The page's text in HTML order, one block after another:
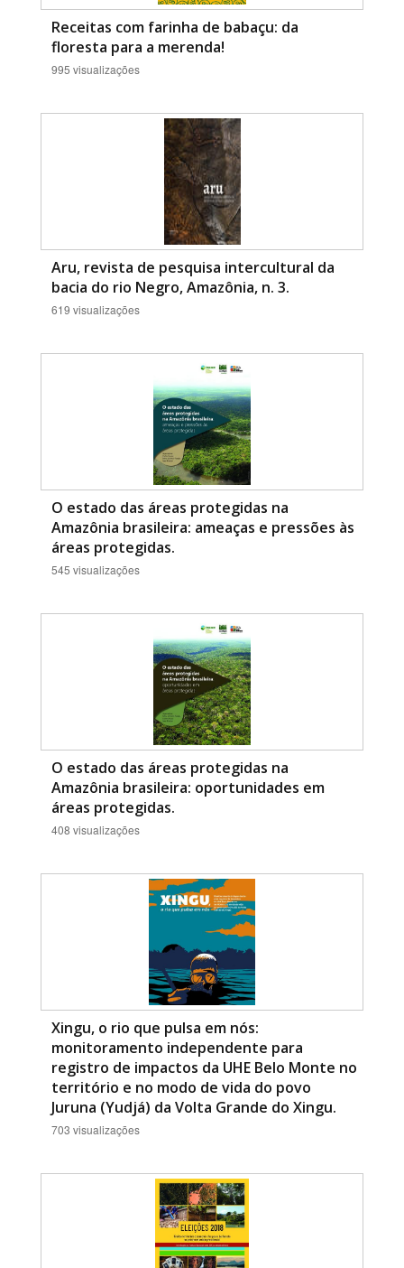
Receitas com farinha de babaçu: da
floresta para a merenda!
995 visualizações
Aru, revista de pesquisa intercultural da
bacia do rio Negro, Amazônia, n. 3.
619 visualizações
O estado das áreas protegidas na
Amazônia brasileira: ameaças e pressões às
áreas protegidas.
545 visualizações
O estado das áreas protegidas na
Amazônia brasileira: oportunidades em
áreas protegidas.
408 visualizações
Xingu, o rio que pulsa em nós:
monitoramento independente para
registro de impactos da UHE Belo Monte no
território e no modo de vida do povo
Juruna (Yudjá) da Volta Grande do Xingu.
703 visualizações